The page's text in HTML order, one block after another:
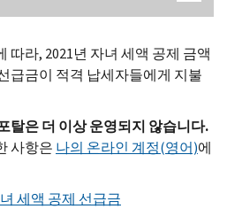
따라, 2021년 자녀 세액 공제 금액
급금이 적격 납세자들에게 지불
탈은 더 이상 운영되지 않습니다.
사항은 나의 온라인 계정(영어)에
세액 공제 선급금